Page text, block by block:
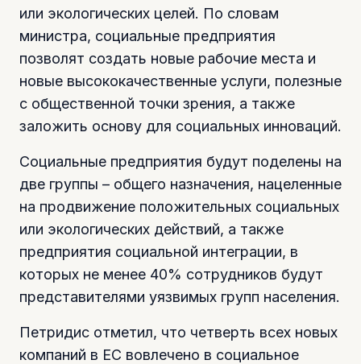
или экологических целей. По словам
министра, социальные предприятия
позволят создать новые рабочие места и
новые высококачественные услуги, полезные
с общественной точки зрения, а также
заложить основу для социальных инноваций.
Социальные предприятия будут поделены на
две группы – общего назначения, нацеленные
на продвижение положительных социальных
или экологических действий, а также
предприятия социальной интеграции, в
которых не менее 40% сотрудников будут
представителями уязвимых групп населения.
Петридис отметил, что четверть всех новых
компаний в ЕС вовлечено в социальное